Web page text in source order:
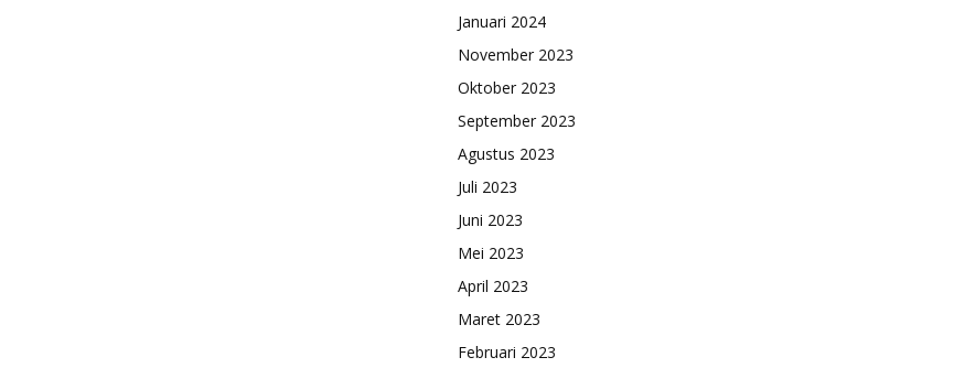
Januari 2024
November 2023
Oktober 2023
September 2023
Agustus 2023
Juli 2023
Juni 2023
Mei 2023
April 2023
Maret 2023
Februari 2023